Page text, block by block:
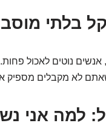
בלתי
נוטים לאכול
לא מקבלים מספיק
למה אני